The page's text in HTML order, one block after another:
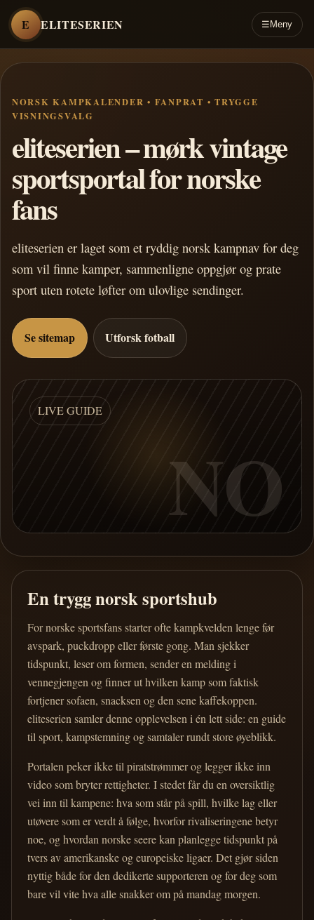
E ELITESERIEN ☰ Meny
NORSK KAMPKALENDER • FANPRAT • TRYGGE
VISNINGSVALG
eliteserien – mørk vintage
sportsportal for norske
fans
eliteserien er laget som et ryddig norsk kampnav for deg
som vil finne kamper, sammenligne oppgjør og prate
sport uten rotete løfter om ulovlige sendinger.
Se sitemap Utforsk fotball
LIVE GUIDE
NO
En trygg norsk sportshub
For norske sportsfans starter ofte kampkvelden lenge før
avspark, puckdropp eller første gong. Man sjekker
tidspunkt, leser om formen, sender en melding i
vennegjengen og finner ut hvilken kamp som faktisk
fortjener sofaen, snacksen og den sene kaffekoppen.
eliteserien samler denne opplevelsen i én lett side: en guide
til sport, kampstemning og samtaler rundt store øyeblikk.
Portalen peker ikke til piratstrømmer og legger ikke inn
video som bryter rettigheter. I stedet får du en oversiktlig
vei inn til kampene: hva som står på spill, hvilke lag eller
utøvere som er verdt å følge, hvorfor rivaliseringene betyr
noe, og hvordan norske seere kan planlegge tidspunkt på
tvers av amerikanske og europeiske ligaer. Det gjør siden
nyttig både for den dedikerte supporteren og for deg som
bare vil vite hva alle snakker om på mandag morgen.